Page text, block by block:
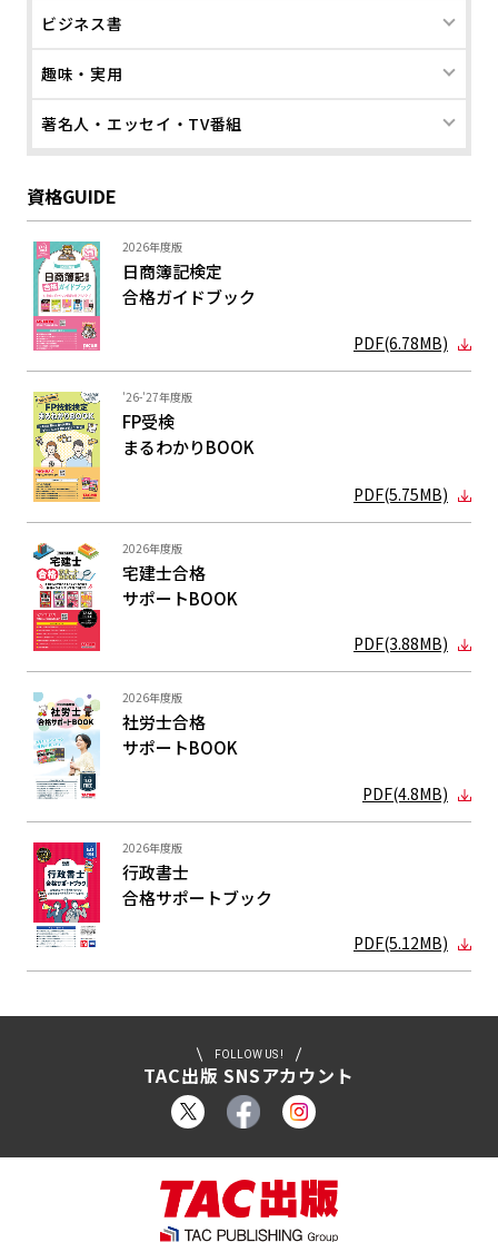
ビジネス書
趣味・実用
著名人・エッセイ・TV番組
資格GUIDE
2026年度版
日商簿記検定
合格ガイドブック
PDF(6.78MB)
'26-'27年度版
FP受検
まるわかりBOOK
PDF(5.75MB)
2026年度版
宅建士合格
サポートBOOK
PDF(3.88MB)
2026年度版
社労士合格
サポートBOOK
PDF(4.8MB)
2026年度版
行政書士
合格サポートブック
PDF(5.12MB)
FOLLOW US !
TAC出版 SNSアカウント